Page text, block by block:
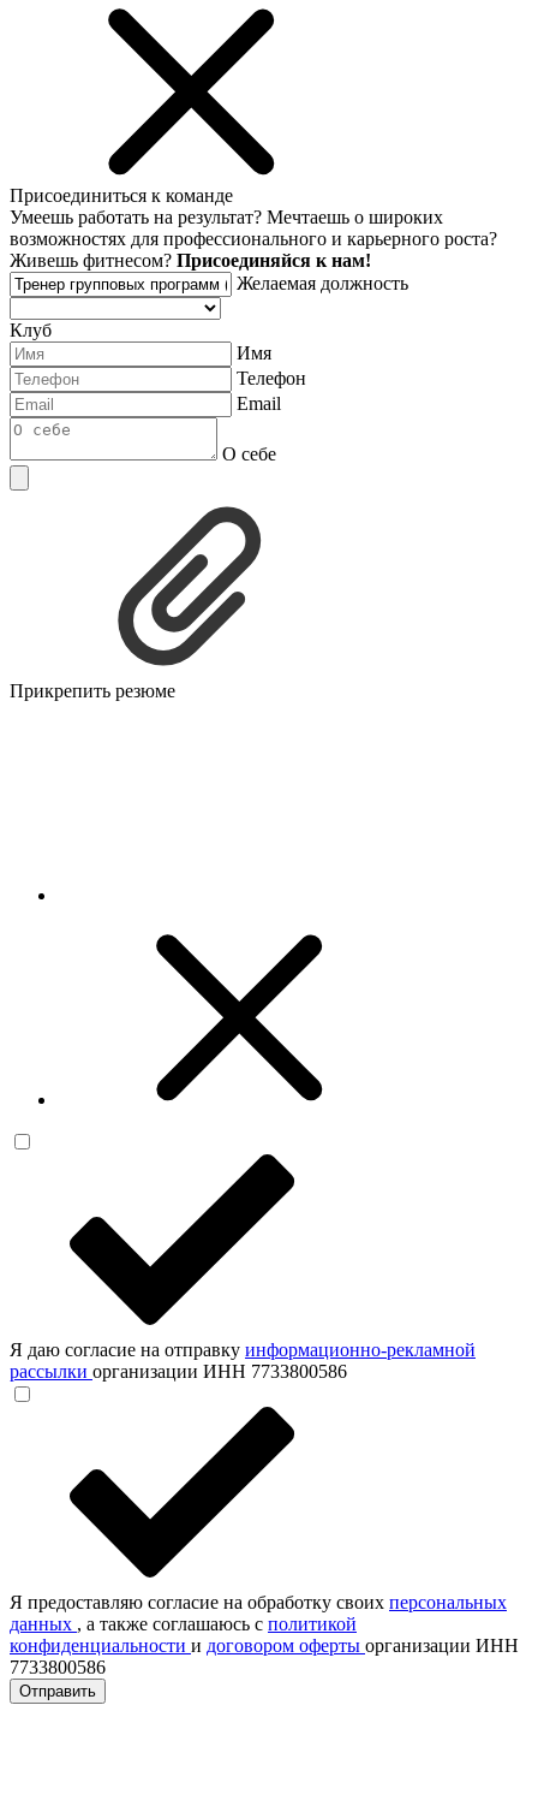
Присоединиться к команде
Умеешь работать на результат? Мечтаешь о широких
возможностях для профессионального и карьерного роста?
Живешь фитнесом? Присоединяйся к нам!
Желаемая должность
Клуб
Имя
Телефон
Email
О себе
Прикрепить резюме
Я даю согласие на отправку информационно-рекламной
рассылки организации ИНН 7733800586
Я предоставляю согласие на обработку своих персональных
данных , а также соглашаюсь с политикой
конфиденциальности и договором оферты организации ИНН
7733800586
Отправить